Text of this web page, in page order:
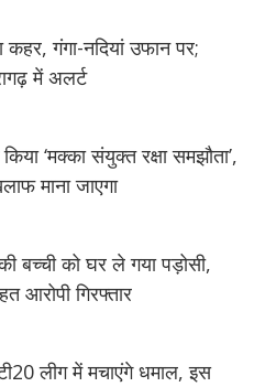
गंगा-नदियां उफान पर;
में अलर्ट
‘मक्का संयुक्त रक्षा समझौता’,
माना जाएगा
बच्ची को घर ले गया पड़ोसी,
आरोपी गिरफ्तार
लीग में मचाएंगे धमाल, इस